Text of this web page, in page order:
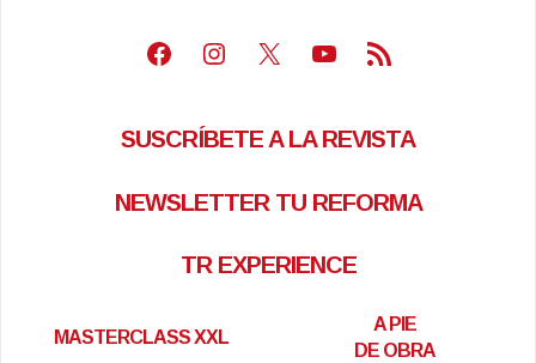
Facebook
Instagram
X Youtube
Feed RSS
SUSCRÍBETE A LA REVISTA
NEWSLETTER TU REFORMA
TR EXPERIENCE
MASTERCLASS XXL
A PIE
DE OBRA